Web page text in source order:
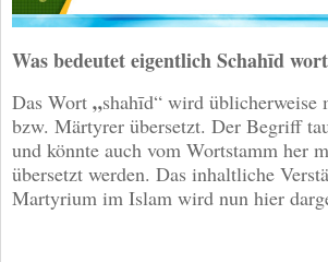
Was bedeutet eigentlich Schahīd
Das Wort „shahīd“ wird
bzw. Märtyrer übersetzt. Der Begriff
und könnte auch vom Wortstamm her
übersetzt werden. Das inhaltliche
Martyrium im Islam wird nun hier